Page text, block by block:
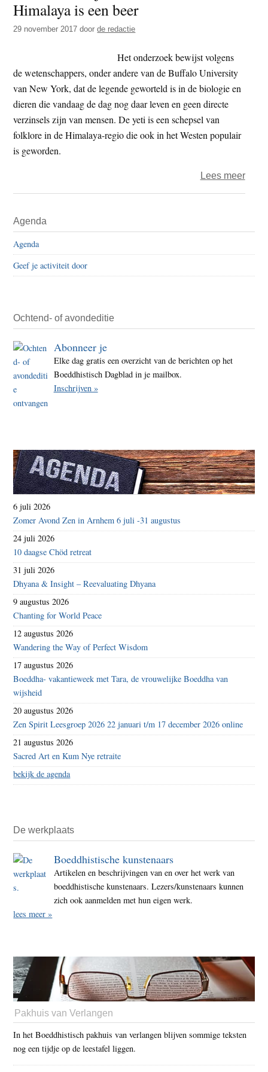
t
e
e
s
e
Himalaya is een beer
29 november 2017 doorde redactie
Het onderzoek bewijst volgens
de wetenschappers, onder andere van de Buffalo University
van New York, dat de legende geworteld is in de biologie en
dieren die vandaag de dag nog daar leven en geen directe
verzinsels zijn van mensen. De yeti is een schepsel van
folklore in de Himalaya-regio die ook in het Westen populair
is geworden.
Lees meerover
Sidebar
Agenda
Agenda
Geef je activiteit door
Ochtend- of avondeditie
Abonneer je
Elke dag gratis een overzicht van de berichten op het
Boeddhistisch Dagblad in je mailbox.
Inschrijven »
6 juli 2026
Zomer Avond Zen in Arnhem 6 juli -31 augustus
24 juli 2026
10 daagse Chöd retreat
31 juli 2026
Dhyana & Insight – Reevaluating Dhyana
9 augustus 2026
Chanting for World Peace
12 augustus 2026
Wandering the Way of Perfect Wisdom
17 augustus 2026
Boeddha- vakantieweek met Tara, de vrouwelijke Boeddha van
wijsheid
20 augustus 2026
Zen Spirit Leesgroep 2026 22 januari t/m 17 december 2026 online
21 augustus 2026
Sacred Art en Kum Nye retraite
bekijk de agenda
De werkplaats
Boeddhistische kunstenaars
Artikelen en beschrijvingen van en over het werk van
boeddhistische kunstenaars. Lezers/kunstenaars kunnen
zich ook aanmelden met hun eigen werk.
lees meer »
Pakhuis van Verlangen
In het Boeddhistisch pakhuis van verlangen blijven sommige teksten
nog een tijdje op de leestafel liggen.